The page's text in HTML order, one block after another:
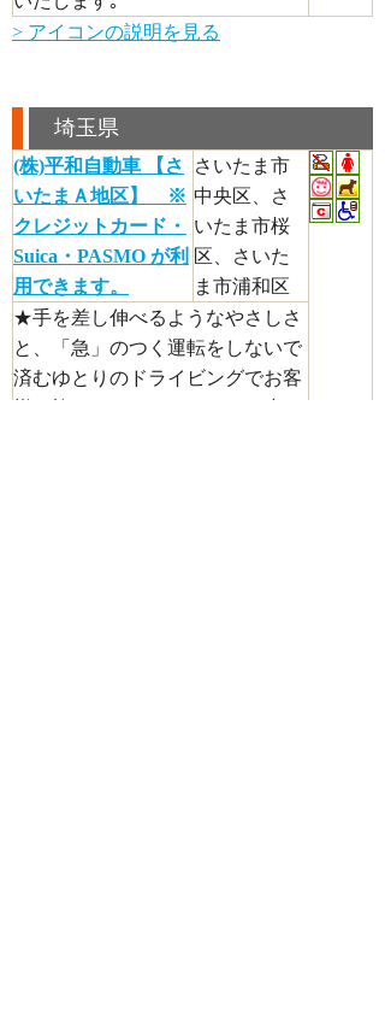
> アイコンの説明を見る
埼玉県
(株)平和自動車 【さ
いたまＡ地区】 ※
クレジットカード・
Suica・PASMO が利
用できます。
さいたま市
中央区、さ
いたま市桜
区、さいた
ま市浦和区
★手を差し伸べるようなやさしさ
と、「急」のつく運転をしないで
済むゆとりのドライビングでお客